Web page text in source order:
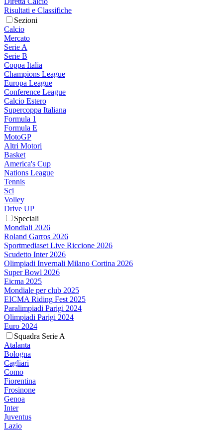
Risultati e Classifiche
Sezioni
Calcio
Mercato
Serie A
Serie B
Coppa Italia
Champions League
Europa League
Conference League
Calcio Estero
Supercoppa Italiana
Formula 1
Formula E
MotoGP
Altri Motori
Basket
America's Cup
Nations League
Tennis
Sci
Volley
Drive UP
Speciali
Mondiali 2026
Roland Garros 2026
Sportmediaset Live Riccione 2026
Scudetto Inter 2026
Olimpiadi Invernali Milano Cortina 2026
Super Bowl 2026
Eicma 2025
Mondiale per club 2025
EICMA Riding Fest 2025
Paralimpiadi Parigi 2024
Olimpiadi Parigi 2024
Euro 2024
Squadra Serie A
Atalanta
Bologna
Cagliari
Como
Fiorentina
Frosinone
Genoa
Inter
Juventus
Lazio